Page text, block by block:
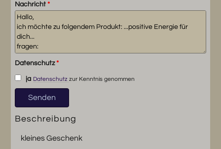
Nachricht*
Datenschutz*
ja Datenschutz zur Kenntnis genommen
Beschreibung
kleines Geschenk